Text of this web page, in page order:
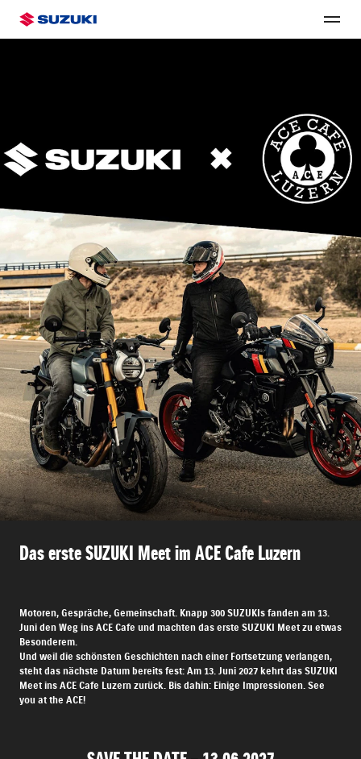
Das erste SUZUKI Meet im ACE Cafe Luzern
Motoren, Gespräche, Gemeinschaft. Knapp 300 SUZUKIs fanden am 13.
Juni den Weg ins ACE Cafe und machten das erste SUZUKI Meet zu etwas
Besonderem.
Und weil die schönsten Geschichten nach einer Fortsetzung verlangen,
steht das nächste Datum bereits fest: Am 13. Juni 2027 kehrt das SUZUKI
Meet ins ACE Cafe Luzern zurück. Bis dahin: Einige Impressionen. See
you at the ACE!